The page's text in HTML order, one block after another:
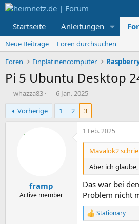
Startseite Anleitungen
Neue Beiträge
Foren durchsuchen
Foren
Einplatinencomputer
Pi 5 Ubuntu Desktop
E
r
s
t
whazza83
E
r
t
6 Jan. 2025
Vorherige
1 2 3
framp
Active member
1 Feb. 2025
Mavalok2
Aber ich
Das war bei
Problem nicht
R
Stationary